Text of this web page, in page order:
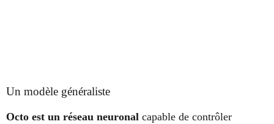
Un modèle généraliste
Octo est un réseau neuronal capable de contrôler